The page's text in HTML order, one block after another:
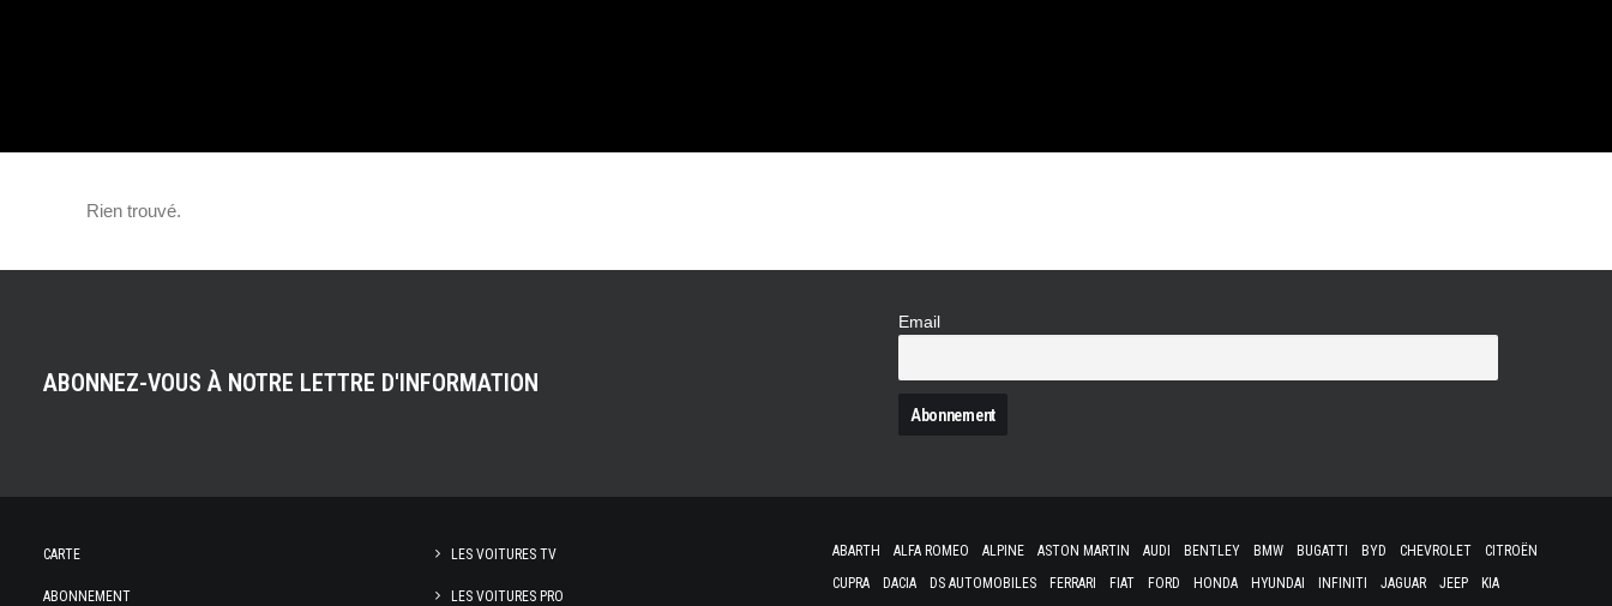
Rien trouvé.
ABONNEZ-VOUS À NOTRE LETTRE D'INFORMATION
Email
CARTE
ABONNEMENT
LES VOITURES TV
LES VOITURES PRO
ABARTH ALFA ROMEO ALPINE ASTON MARTIN AUDI BENTLEY BMW BUGATTI BYD CHEVROLET
CITROËN
CUPRA
DACIA DS AUTOMOBILES FERRARI FIAT FORD HONDA HYUNDAI INFINITI JAGUAR JEEP
KIA